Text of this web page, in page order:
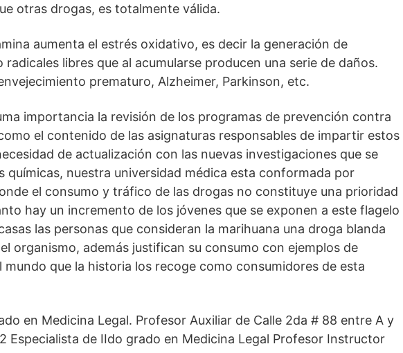
otras drogas, es totalmente válida.
aumenta el estrés oxidativo, es decir la generación de
libres que al acumularse producen una serie de daños.
prematuro, Alzheimer, Parkinson, etc.
importancia la revisión de los programas de prevención contra
el contenido de las asignaturas responsables de impartir estos
de actualización con las nuevas investigaciones que se
químicas, nuestra universidad médica esta conformada por
el consumo y tráfico de las drogas no constituye una prioridad
hay un incremento de los jóvenes que se exponen a este flagelo
las personas que consideran la marihuana una droga blanda
organismo, además justifican su consumo con ejemplos de
mundo que la historia los recoge como consumidores de esta
en Medicina Legal. Profesor Auxiliar de Calle 2da # 88 entre A y
Especialista de IIdo grado en Medicina Legal Profesor Instructor